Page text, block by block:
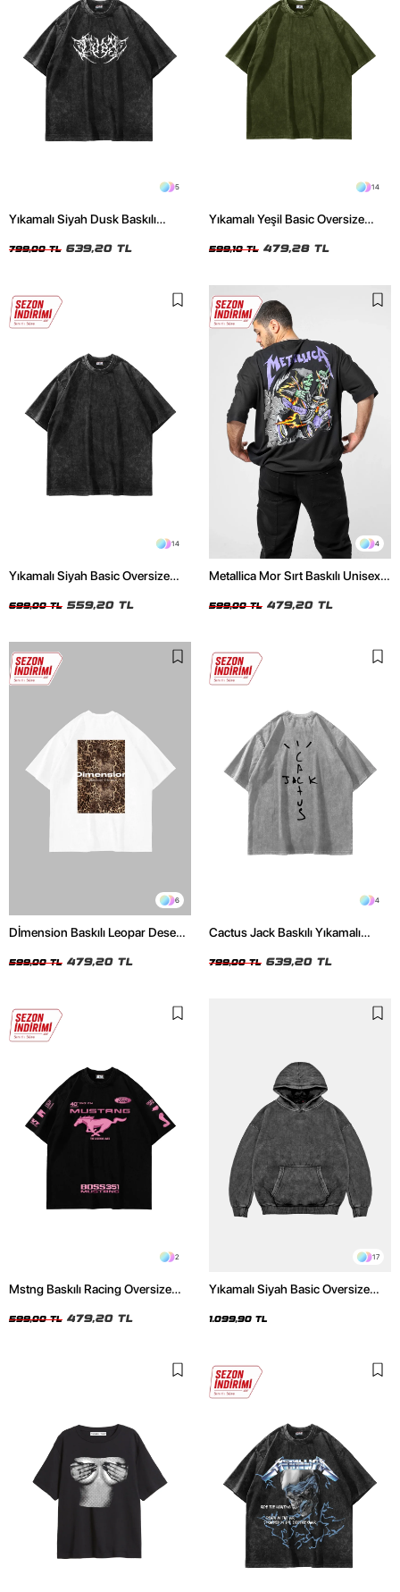
5
Yıkamalı Siyah Dusk Baskılı
799,00 TL 639,20 TL
14
Yıkamalı Yeşil Basic Oversize
599,10 TL 479,28 TL
14
Yıkamalı Siyah Basic Oversize
699,00 TL 559,20 TL
4
Metallica Mor Sırt Baskılı Unisex
599,00 TL 479,20 TL
6
Dİmension Baskılı Leopar Desenli
Tshirt
599,00 TL 479,20 TL
4
Cactus Jack Baskılı Yıkamalı
799,00 TL 639,20 TL
2
Mstng Baskılı Racing Oversize
599,00 TL 479,20 TL
17
Yıkamalı Siyah Basic Oversize
1.099,90 TL